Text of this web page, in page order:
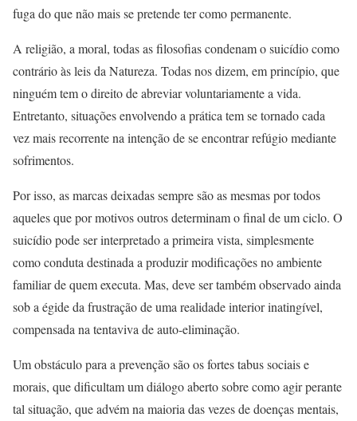
fuga do que não mais se pretende ter como permanente.
A religião, a moral, todas as filosofias condenam o suicídio como
contrário às leis da Natureza. Todas nos dizem, em princípio, que
ninguém tem o direito de abreviar voluntariamente a vida.
Entretanto, situações envolvendo a prática tem se tornado cada
vez mais recorrente na intenção de se encontrar refúgio mediante
sofrimentos.
Por isso, as marcas deixadas sempre são as mesmas por todos
aqueles que por motivos outros determinam o final de um ciclo. O
suicídio pode ser interpretado a primeira vista, simplesmente
como conduta destinada a produzir modificações no ambiente
familiar de quem executa. Mas, deve ser também observado ainda
sob a égide da frustração de uma realidade interior inatingível,
compensada na tentaviva de auto-eliminação.
Um obstáculo para a prevenção são os fortes tabus sociais e
morais, que dificultam um diálogo aberto sobre como agir perante
tal situação, que advém na maioria das vezes de doenças mentais,